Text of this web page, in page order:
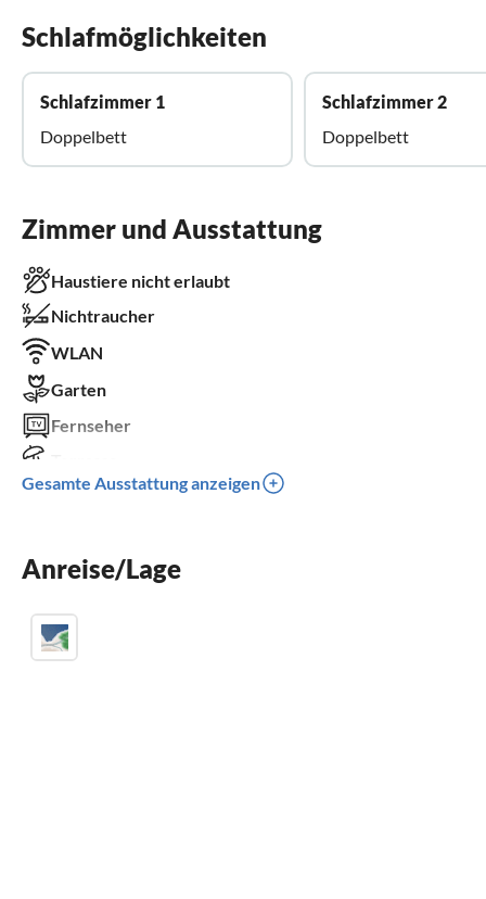
Schlafmöglichkeiten
Schlafzimmer 1
Doppelbett
Schlafzimmer 2
Doppelbett
Zimmer und Ausstattung
Haustiere nicht erlaubt
Nichtraucher
WLAN
Garten
Fernseher
Spülmaschine
Sauna
Gesamte Ausstattung anzeigen
Anreise/Lage